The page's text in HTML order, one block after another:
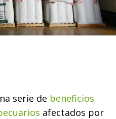
serie de beneficios
afectados por